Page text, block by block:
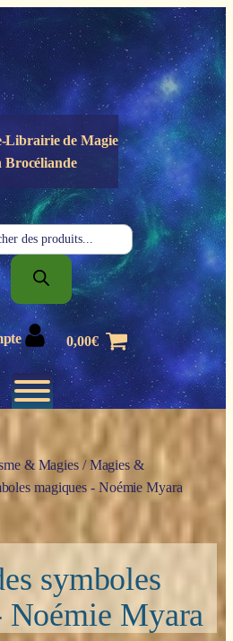
Librairie deMagie
Brocéliande
0,00€
& Magies/Magies &
magiques - Noémie Myara
symboles
Noémie Myara